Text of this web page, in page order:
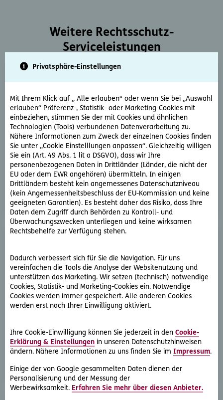
Privatsphäre-Einstellungen
Mit Ihrem Klick auf „ Alle erlauben“ oder wenn Sie bei „Auswahl
erlauben“ Präferenz-, Statistik- oder Marketing-Cookies mit
einbeziehen, stimmen Sie der mit Cookies und ähnlichen
Technologien (Tools) verbundenen Datenverarbeitung zu.
Nähere Informationen zum Zweck der einzelnen Cookies finden
Sie unter „Cookie Einstelllungen anpassen“. Gleichzeitig willigen
Sie ein (Art. 49 Abs. 1 lit a DSGVO), dass wir Ihre
personenbezogenen Daten in Drittländer (Länder, die nicht der
EU oder dem EWR angehören) übermitteln. In einigen
Drittländern besteht kein angemessenes Datenschutzniveau
(kein Angemessenheitsbeschluss der EU-Kommission und keine
geeigneten Garantien). Es besteht daher das Risiko, dass Ihre
Daten dem Zugriff durch Behörden zu Kontroll- und
Überwachungszwecken unterliegen und keine wirksamen
Rechtsbehelfe zur Verfügung stehen.
Dadurch verbessert sich für Sie die Navigation. Für uns
vereinfachen die Tools die Analyse der Websitenutzung und
unterstützen das Marketing. Wir setzen (technisch) notwendige
Cookies, Statistik- und Marketing-Cookies ein. Notwendige
Cookies werden immer gespeichert. Alle anderen Cookies
werden erst nach Ihrer Einwilligung aktiviert.
Ihre Cookie-Einwilligung können Sie jederzeit in den Cookie-
Erklärung & Einstellungen in unseren Datenschutzhinweisen
ändern. Nähere Informationen zu uns finden Sie im Impressum.
Einige der von Google gesammelten Daten dienen der
Personalisierung und der Messung der
Werbewirksamkeit. Erfahren Sie mehr über diesen Anbieter.
Weitere Rechtsschutz-
Serviceleistungen
Rechtsberatung
Sie haben ein rechtliche Frage? Unsere Rechtsexperten
beantworten diese gerne und schnell.
Rechtsfrage stellen
D.A.S. Direkthilfe®
Sie benötigen ein Schreiben an die gegnerische Partei
Rechtsschutzfall melden